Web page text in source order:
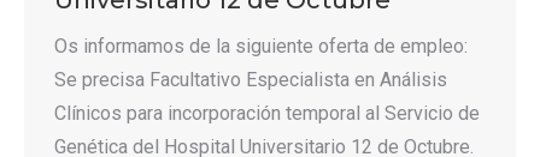
Os informamos de la siguiente oferta de empleo:
Se precisa Facultativo Especialista en Análisis
Clínicos para incorporación temporal al Servicio de
Genética del Hospital Universitario 12 de Octubre.